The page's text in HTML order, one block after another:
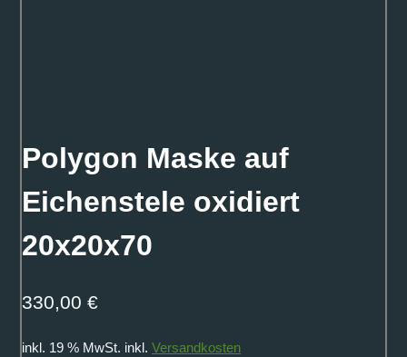
Polygon Maske auf
Eichenstele oxidiert
20x20x70
330,00 €
inkl. 19 % MwSt. inkl. Versandkosten